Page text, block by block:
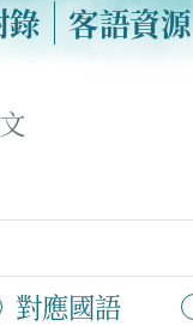
錄 客語資源
對應國語